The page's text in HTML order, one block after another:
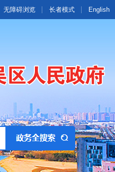
无障碍浏览 长者模式 English